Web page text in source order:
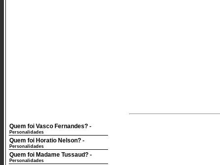
Quem foi Vasco Fernandes? -
Personalidades
Quem foi Horatio Nelson? -
Personalidades
Quem foi Madame Tussaud? -
Personalidades